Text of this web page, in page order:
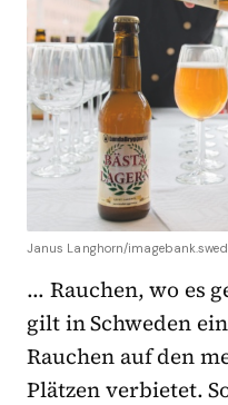
Janus Langhorn/
… Rauchen, wo es
gilt in Schweden
Rauchen auf den
Plätzen verbietet.